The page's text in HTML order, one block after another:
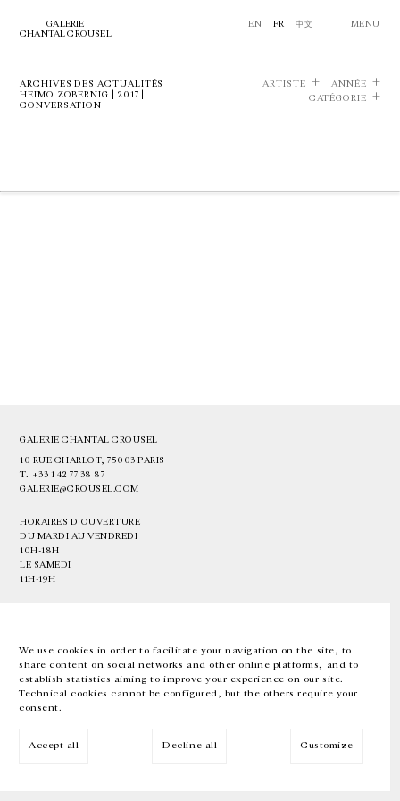
We use cookies in order to facilitate your navigation on the site, to
share content on social networks and other online platforms, and to
establish statistics aiming to improve your experience on our site.
Technical cookies cannot be configured, but the others require your
consent.
Accept all Decline all Customize
GALERIE
CHANTAL CROUSEL
EN FR 中文 MENU
ARCHIVES DES ACTUALITÉS
HEIMO ZOBERNIG | 2017 |
CONVERSATION
ARTISTE
ANNÉE
CATÉGORIE
GALERIE CHANTAL CROUSEL
10 RUE CHARLOT, 75003 PARIS
T. +33 1 42 77 38 87
GALERIE@CROUSEL.COM
HORAIRES D'OUVERTURE
DU MARDI AU VENDREDI
10H-18H
LE SAMEDI
11H-19H
EN FR 中文 Facebook Instagram
Inscrivez-vous à notre newsletter